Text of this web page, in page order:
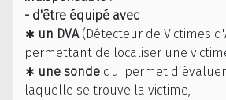
- d'être équipé avec
∗ un DVA (Détecteur de Victimes
permettant de localiser une
∗ une sonde qui permet
laquelle se trouve la victime,